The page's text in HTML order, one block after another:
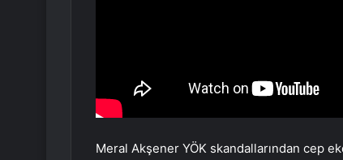
Meral Akşener YÖK skandallarından cep